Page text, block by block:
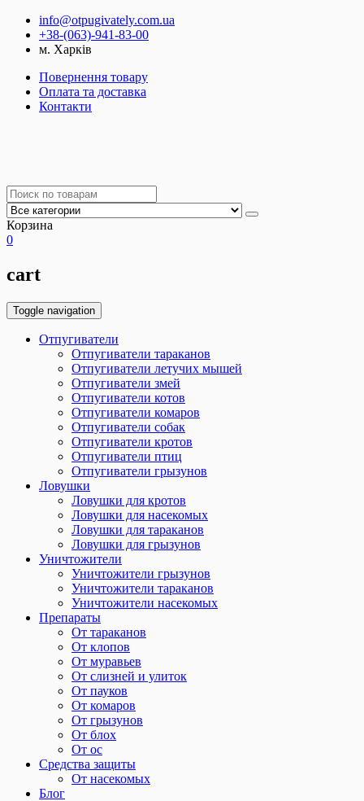
info@otpugivately.com.ua
+38-(063)-941-83-00
м. Харків
Повернення товару
Оплата та доставка
Контакти
Корзина
0
cart
Toggle navigation
Отпугиватели
Отпугиватели тараканов
Отпугиватели летучих мышей
Отпугиватели змей
Отпугиватели котов
Отпугиватели комаров
Отпугиватели собак
Отпугиватели кротов
Отпугиватели птиц
Отпугиватели грызунов
Ловушки
Ловушки для кротов
Ловушки для насекомых
Ловушки для тараканов
Ловушки для грызунов
Уничтожители
Уничтожители грызунов
Уничтожители тараканов
Уничтожители насекомых
Препараты
От тараканов
От клопов
От муравьев
От слизней и улиток
От пауков
От комаров
От грызунов
От блох
От ос
Средства защиты
От насекомых
Блог